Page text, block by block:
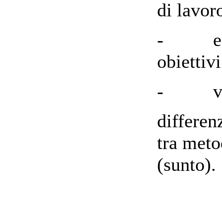
di
-
obiettivi
-
tra
(sunto).